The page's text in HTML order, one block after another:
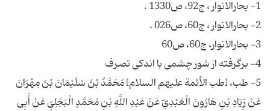
5- طب، [طب الأئمة علیهم السلام‏] مُحَمَّدُ بْنُ سُلَیْمَانَ بْنَ مِهْرَانَ
عَنْ زِیَادِ بْنِ هَارُونَ الْعَبْدِیِّ عَنْ عَبْدِ اللَّهِ بْنِ مُحَمَّدٍ الْبَجَلِیِّ عَنْ أَبِی